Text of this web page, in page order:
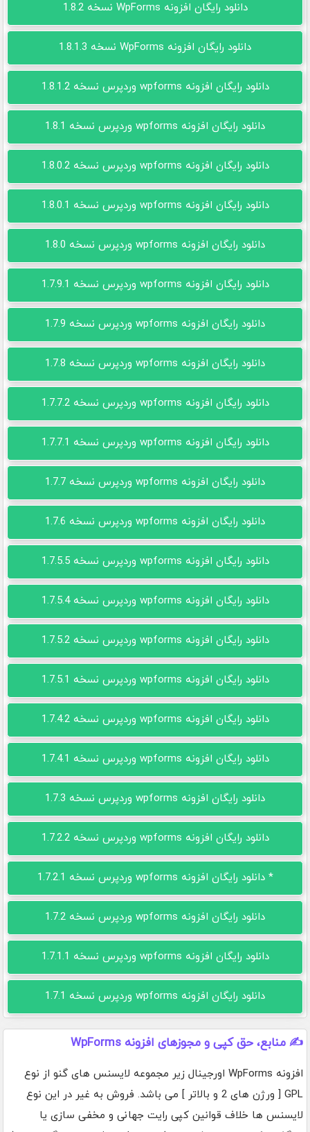
دانلود رایگان افزونه WpForms نسخه 1.8.2
دانلود رایگان افزونه WpForms نسخه 1.8.1.3
دانلود رایگان افزونه wpforms وردپرس نسخه 1.8.1.2
دانلود رایگان افزونه wpforms وردپرس نسخه 1.8.1
دانلود رایگان افزونه wpforms وردپرس نسخه 1.8.0.2
دانلود رایگان افزونه wpforms وردپرس نسخه 1.8.0.1
دانلود رایگان افزونه wpforms وردپرس نسخه 1.8.0
دانلود رایگان افزونه wpforms وردپرس نسخه 1.7.9.1
دانلود رایگان افزونه wpforms وردپرس نسخه 1.7.9
دانلود رایگان افزونه wpforms وردپرس نسخه 1.7.8
دانلود رایگان افزونه wpforms وردپرس نسخه 1.7.7.2
دانلود رایگان افزونه wpforms وردپرس نسخه 1.7.7.1
دانلود رایگان افزونه wpforms وردپرس نسخه 1.7.7
دانلود رایگان افزونه wpforms وردپرس نسخه 1.7.6
دانلود رایگان افزونه wpforms وردپرس نسخه 1.7.5.5
دانلود رایگان افزونه wpforms وردپرس نسخه 1.7.5.4
دانلود رایگان افزونه wpforms وردپرس نسخه 1.7.5.2
دانلود رایگان افزونه wpforms وردپرس نسخه 1.7.5.1
دانلود رایگان افزونه wpforms وردپرس نسخه 1.7.4.2
دانلود رایگان افزونه wpforms وردپرس نسخه 1.7.4.1
دانلود رایگان افزونه wpforms وردپرس نسخه 1.7.3
دانلود رایگان افزونه wpforms وردپرس نسخه 1.7.2.2
* دانلود رایگان افزونه wpforms وردپرس نسخه 1.7.2.1
دانلود رایگان افزونه wpforms وردپرس نسخه 1.7.2
دانلود رایگان افزونه wpforms وردپرس نسخه 1.7.1.1
دانلود رایگان افزونه wpforms وردپرس نسخه 1.7.1
✍️ منابع، حق کپی و مجوزهای افزونه WpForms
افزونه WpForms اورجینال زیر مجموعه لایسنس های گنو از نوع
GPL [ ورژن های 2 و بالاتر ] می باشد. فروش به غیر در این نوع
لایسنس ها خلاف قوانین کپی رایت جهانی و مخفی سازی یا